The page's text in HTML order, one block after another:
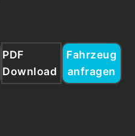
PDF
Download
Fahrzeug
anfragen